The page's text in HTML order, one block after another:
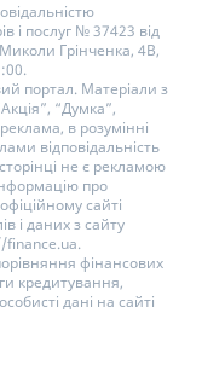
і послуг № 37423 від
Грінченка, 4В,
портал. Матеріали з
“Думка”,
в розумінні
відповідальність
не є рекламою
про
сайті
і даних з сайту
finance.ua.
фінансових
кредитування,
дані на сайті